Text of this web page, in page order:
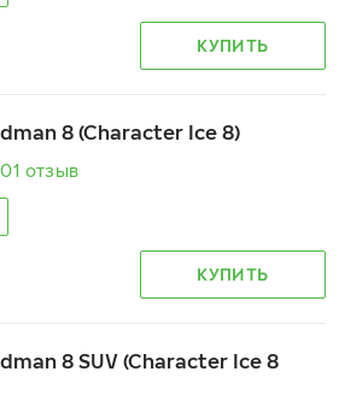
КУПИТЬ
8 (Character Ice 8)
отзыв
КУПИТЬ
8 SUV (Character Ice 8